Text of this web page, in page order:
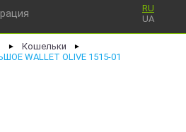
RU
UA
► Кошельки ►
WALLET OLIVE 1515-01